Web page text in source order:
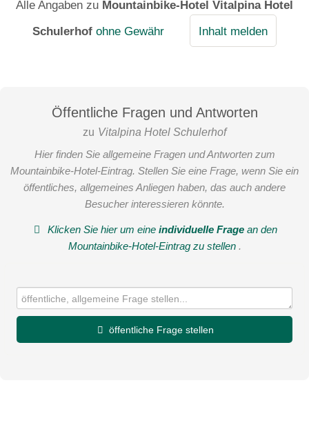
Alle Angaben zu Mountainbike-Hotel Vitalpina Hotel
Schulerhof ohne Gewähr Inhalt melden
Öffentliche Fragen und Antworten
zu Vitalpina Hotel Schulerhof
Hier finden Sie allgemeine Fragen und Antworten zum
Mountainbike-Hotel-Eintrag. Stellen Sie eine Frage, wenn Sie ein
öffentliches, allgemeines Anliegen haben, das auch andere
Besucher interessieren könnte.
Klicken Sie hier um eineindividuelle Frage an den
Mountainbike-Hotel-Eintrag zu stellen .
öffentliche Frage stellen